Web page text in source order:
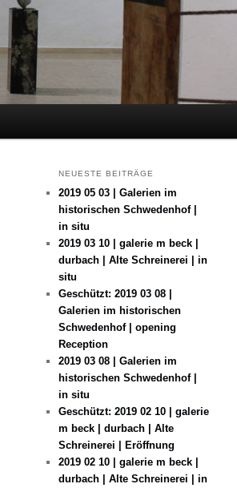
NEUESTE BEITRÄGE
2019 05 03 | Galerien im
historischen Schwedenhof |
in situ
2019 03 10 | galerie m beck |
durbach | Alte Schreinerei | in
situ
Geschützt: 2019 03 08 |
Galerien im historischen
Schwedenhof | opening
Reception
2019 03 08 | Galerien im
historischen Schwedenhof |
in situ
Geschützt: 2019 02 10 | galerie
m beck | durbach | Alte
Schreinerei | Eröffnung
2019 02 10 | galerie m beck |
durbach | Alte Schreinerei | in